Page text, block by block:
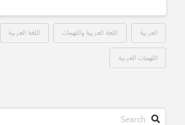
العربية اللعة العربية واللهجات اللغة العربية
اللهجات العربية
Search